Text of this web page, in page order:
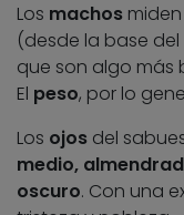
Los machos miden
(desde la base
que son algo más
El peso, por lo
Los ojos del
medio,
oscuro. Con una